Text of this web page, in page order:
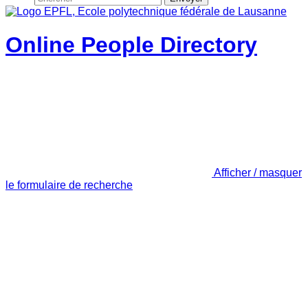
Online People Directory
Afficher / masquer
le formulaire de recherche